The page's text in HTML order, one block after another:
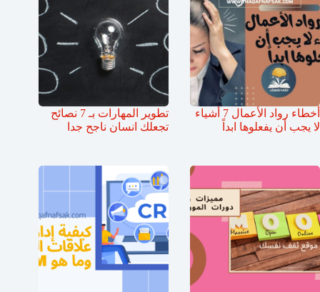
أخطاء رواد الأعمال 7 أشياء
لا يجب أن يفعلوها ابداً
تطوير المهارات بـ 7 نصائح
تجعلك انسان ناجح جدا